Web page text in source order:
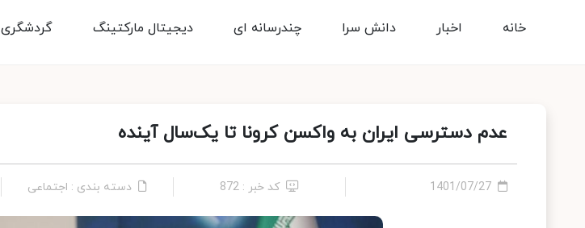
گردشگری دیجیتال مارکتینگ چندرسانه ای دانش سرا اخبار خانه
عدم دسترسی ایران به واکسن کرونا تا یک‌سال آینده
1401/07/27 کد خبر : 872 دسته بندی : اجتماعی